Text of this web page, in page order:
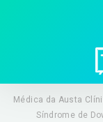
Médica da Austa
Síndrome de